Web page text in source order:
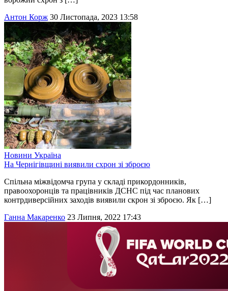
Антон Корж 30 Листопада, 2023 13:58
Новини Україна
На Чернігівщині виявили схрон зі зброєю
Спільна міжвідомча група у складі прикордонників,
правоохоронців та працівників ДСНС під час планових
контрдиверсійних заходів виявили скрон зі зброєю. Як […]
Ганна Макаренко 23 Липня, 2022 17:43